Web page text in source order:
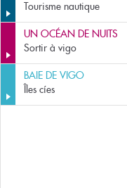
Tourisme nautique
UN OCÉAN DE NUITS
Sortir à vigo
BAIE DE VIGO
Îles cíes